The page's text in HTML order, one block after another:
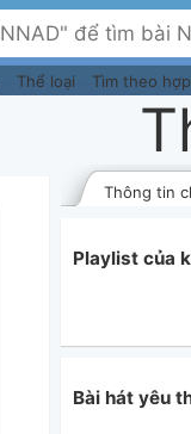
Thể loại Tìm theo
Thông tin
Playlist của
Bài hát yêu